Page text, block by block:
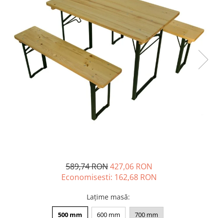
589,74 RON427,06 RON
Economisesti: 162,68 RON
Lațime masă:
500 mm 600 mm 700 mm